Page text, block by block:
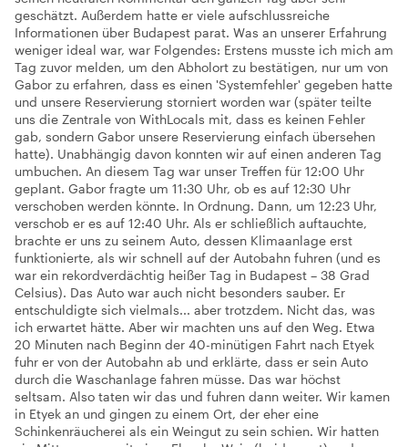
geschätzt. Außerdem hatte er viele aufschlussreiche
Informationen über Budapest parat. Was an unserer Erfahrung
weniger ideal war, war Folgendes: Erstens musste ich mich am
Tag zuvor melden, um den Abholort zu bestätigen, nur um von
Gabor zu erfahren, dass es einen 'Systemfehler' gegeben hatte
und unsere Reservierung storniert worden war (später teilte
uns die Zentrale von WithLocals mit, dass es keinen Fehler
gab, sondern Gabor unsere Reservierung einfach übersehen
hatte). Unabhängig davon konnten wir auf einen anderen Tag
umbuchen. An diesem Tag war unser Treffen für 12:00 Uhr
geplant. Gabor fragte um 11:30 Uhr, ob es auf 12:30 Uhr
verschoben werden könnte. In Ordnung. Dann, um 12:23 Uhr,
verschob er es auf 12:40 Uhr. Als er schließlich auftauchte,
brachte er uns zu seinem Auto, dessen Klimaanlage erst
funktionierte, als wir schnell auf der Autobahn fuhren (und es
war ein rekordverdächtig heißer Tag in Budapest – 38 Grad
Celsius). Das Auto war auch nicht besonders sauber. Er
entschuldigte sich vielmals... aber trotzdem. Nicht das, was
ich erwartet hätte. Aber wir machten uns auf den Weg. Etwa
20 Minuten nach Beginn der 40-minütigen Fahrt nach Etyek
fuhr er von der Autobahn ab und erklärte, dass er sein Auto
durch die Waschanlage fahren müsse. Das war höchst
seltsam. Also taten wir das und fuhren dann weiter. Wir kamen
in Etyek an und gingen zu einem Ort, der eher eine
Schinkenräucherei als ein Weingut zu sein schien. Wir hatten